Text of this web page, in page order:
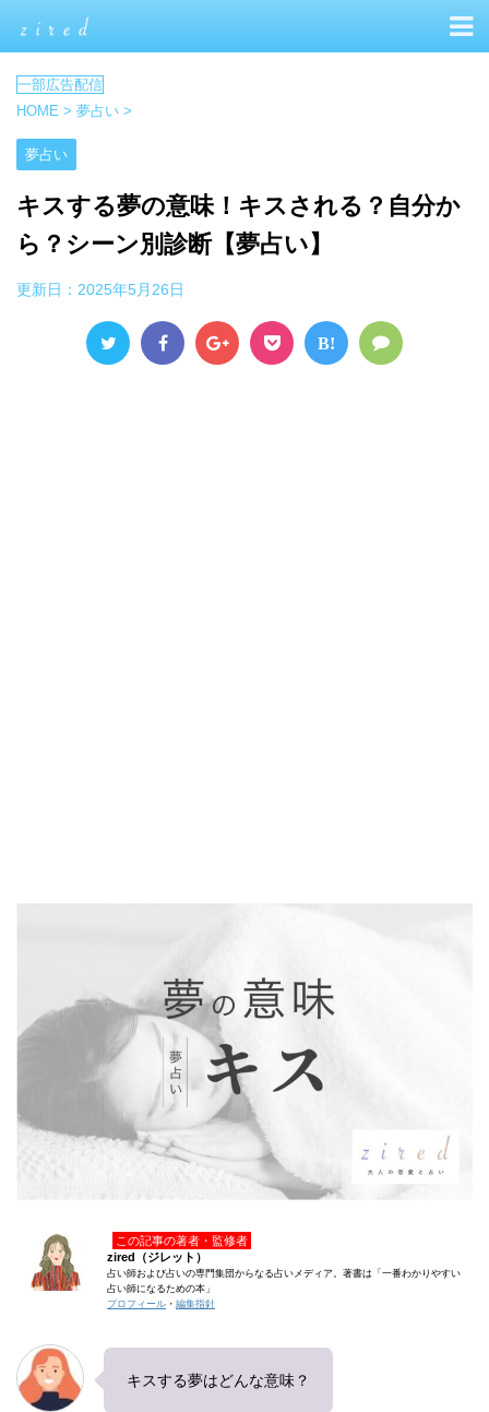
HOME > 夢占い >
夢占い
キスする夢の意味！キスされる？自分か
ら？シーン別診断【夢占い】
更新日： 2025年5月26日
B!
この記事の著者・監修者
zired（ジレット）
占い師および占いの専門集団からなる占いメディア。著書は「一番わかりやすい
占い師になるための本」
プロフィール ・ 編集指針
キスする夢はどんな意味？